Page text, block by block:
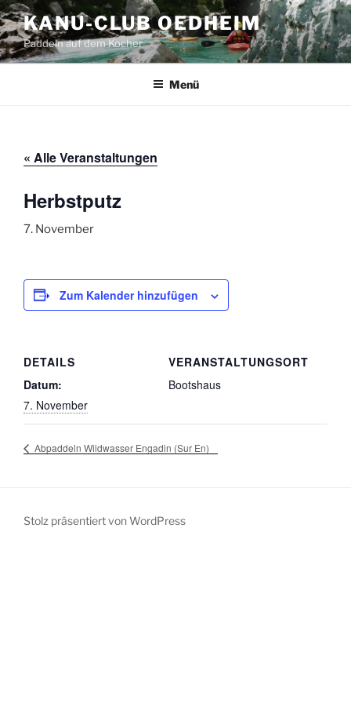
Zum
Inhalt
springen
KANU-CLUB OEDHEIM
Paddeln auf dem Kocher
Menü
« Alle Veranstaltungen
Herbstputz
7. November
Zum Kalender hinzufügen
DETAILS
Datum:
7. November
VERANSTALTUNGSORT
Bootshaus
Abpaddeln Wildwasser Engadin (Sur En)
Stolz präsentiert von WordPress